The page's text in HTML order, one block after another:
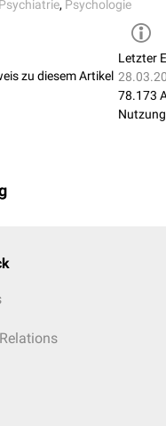
Psychiatrie, Psychologie
zu diesem Artikel
Letzter
78.173